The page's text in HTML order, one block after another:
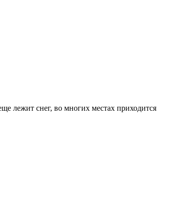
лежит снег, во многих местах приходится